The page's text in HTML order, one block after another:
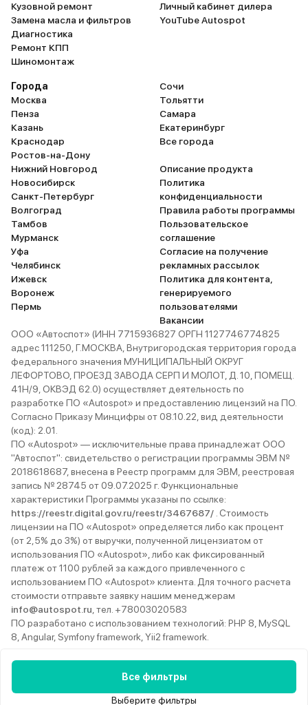
Выберите фильтры
Все фильтры
Кузовной ремонт
Замена масла и фильтров
Диагностика
Ремонт КПП
Шиномонтаж
Личный кабинет дилера
YouTube Autospot
Города
Москва
Пенза
Казань
Краснодар
Ростов-на-Дону
Нижний Новгород
Новосибирск
Санкт-Петербург
Волгоград
Тамбов
Мурманск
Уфа
Челябинск
Ижевск
Воронеж
Пермь
Сочи
Тольятти
Самара
Екатеринбург
Все города
Описание продукта
Политика
конфиденциальности
Правила работы программы
Пользовательское
соглашение
Согласие на получение
рекламных рассылок
Политика для контента,
генерируемого
пользователями
Вакансии
ООО «Автоспот» (ИНН 7715936827 ОРГН 1127746774825
адрес 111250, Г.МОСКВА, Внутригородская территория города
федерального значения МУНИЦИПАЛЬНЫЙ ОКРУГ
ЛЕФОРТОВО, ПРОЕЗД ЗАВОДА СЕРП И МОЛОТ, Д. 10, ПОМЕЩ.
41Н/9, ОКВЭД 62.0) осуществляет деятельность по
разработке ПО «Autospot» и предоставлению лицензий на ПО.
Согласно Приказу Минцифры от 08.10.22, вид деятельности
(код): 2.01.
ПО «Autospot» — исключительные права принадлежат ООО
"Автоспот": свидетельство о регистрации программы ЭВМ №
2018618687, внесена в Реестр программ для ЭВМ, реестровая
запись № 28745 от 09.07.2025 г. Функциональные
характеристики Программы указаны по ссылке:
https://reestr.digital.gov.ru/reestr/3467687/ . Стоимость
лицензии на ПО «Autospot» определяется либо как процент
(от 2,5% до 3%) от выручки, полученной лицензиатом от
использования ПО «Autospot», либо как фиксированный
платеж от 1100 рублей за каждого привлеченного с
использованием ПО «Autospot» клиента. Для точного расчета
стоимости отправьте заявку нашим менеджерам
info@autospot.ru , тел. +78003020583
ПО разработано с использованием технологий: PHP 8, MySQL
8, Angular, Symfony framework, Yii2 framework.
Ежедневно с 9:00 до 22:00 8 (800) 302-05-83
© 2013–2026 Autospot